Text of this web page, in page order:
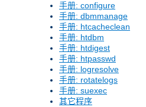
手册: configure
手册: dbmmanage
手册: htcacheclean
手册: htdbm
手册: htdigest
手册: htpasswd
手册: logresolve
手册: rotatelogs
手册: suexec
其它程序